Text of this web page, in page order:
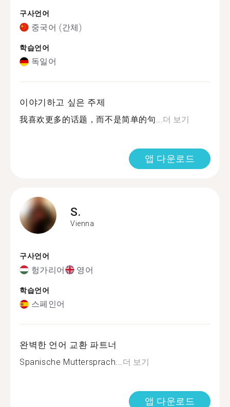
구사언어
중국어 (간체)
학습언어
독일어
이야기하고 싶은 주제
我喜欢更多的话题，而不是简单的句...더 보기
앱 다운로드
S.
Vienna
구사언어
헝가리어 영어
학습언어
스페인어
완벽한 언어 교환 파트너
Spanische Muttersprach...더 보기
앱 다운로드